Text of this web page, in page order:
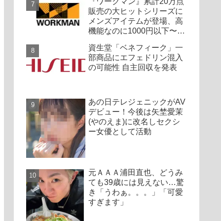
販売の大ヒットシリーズに
メンズアイテムが登場、高
機能なのに1000円以下〜の
資生堂「ベネフィーク」一
部商品にエフェドリン混入
の可能性 自主回収を発表
あの日テレジェニックがAV
デビュー！今後は矢埜愛茉
(やのえま)に改名しセクシ
ー女優として活動
元ＡＡＡ浦田直也、どうみ
ても39歳には見えない…驚
き「うわぁ。。。」「可愛
すぎます」